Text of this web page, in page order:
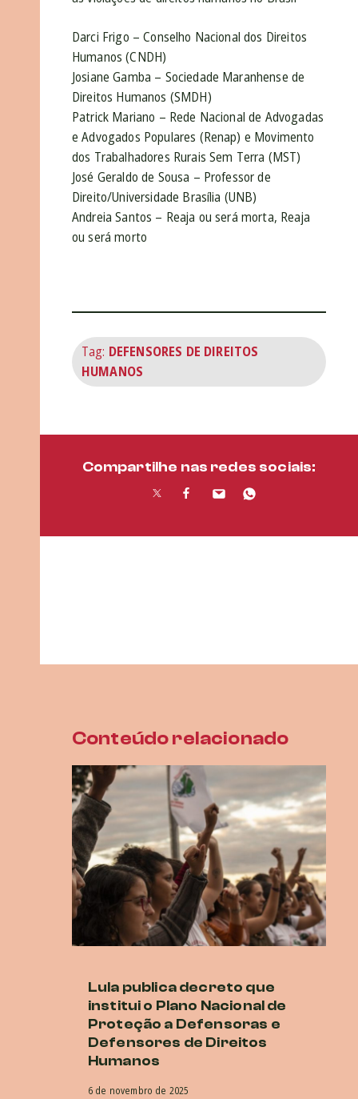
Darci Frigo – Conselho Nacional dos Direitos
Humanos (CNDH)
Josiane Gamba – Sociedade Maranhense de
Direitos Humanos (SMDH)
Patrick Mariano – Rede Nacional de Advogadas
e Advogados Populares (Renap) e Movimento
dos Trabalhadores Rurais Sem Terra (MST)
José Geraldo de Sousa – Professor de
Direito/Universidade Brasília (UNB)
Andreia Santos – Reaja ou será morta, Reaja
ou será morto
Tag: DEFENSORES DE DIREITOS
HUMANOS
Compartilhe nas redes sociais:
Conteúdo relacionado
Lula publica decreto que
institui o Plano Nacional de
Proteção a Defensoras e
Defensores de Direitos
Humanos
6 de novembro de 2025